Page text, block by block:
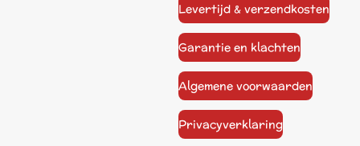
Levertijd & verzendkosten
Garantie en klachten
Algemene voorwaarden
Privacyverklaring